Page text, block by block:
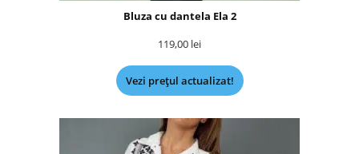
Bluza cu dantela Ela 2
119,00 lei
Vezi prețul actualizat!